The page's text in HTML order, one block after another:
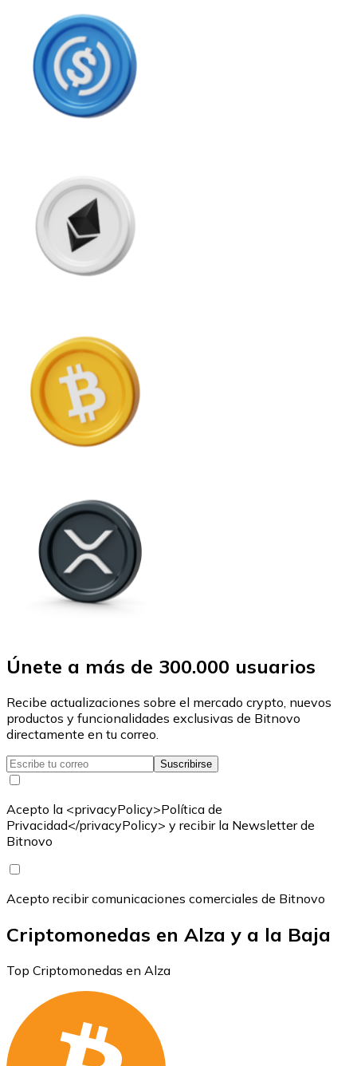
Únete a más de 300.000 usuarios
Recibe actualizaciones sobre el mercado crypto, nuevos
productos y funcionalidades exclusivas de Bitnovo
directamente en tu correo.
Suscribirse
Acepto la <privacyPolicy>Política de
Privacidad</privacyPolicy> y recibir la Newsletter de
Bitnovo
Acepto recibir comunicaciones comerciales de Bitnovo
Criptomonedas en Alza y a la Baja
Top Criptomonedas en Alza